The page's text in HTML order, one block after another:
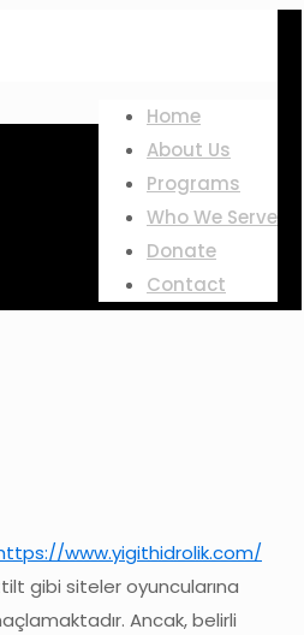
Home
About Us
Programs
Who We Serve
Donate
Contact
www.yigithidrolik.com/
gibi siteler oyuncularına
Ancak, belirli